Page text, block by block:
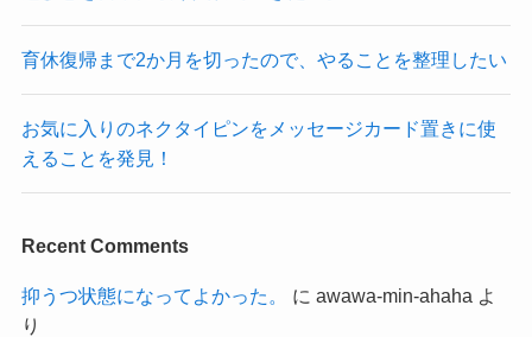
育休復帰まで2か月を切ったので、やることを整理したい
お気に入りのネクタイピンをメッセージカード置きに使
えることを発見！
Recent Comments
抑うつ状態になってよかった。 に awawa-min-ahaha よ
り